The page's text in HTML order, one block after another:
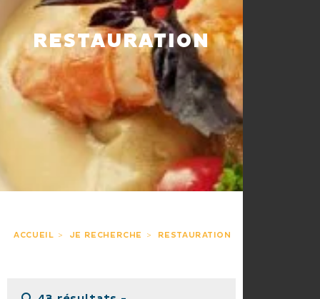
RESTAURATION
ACCUEIL JE RECHERCHE RESTAURATION